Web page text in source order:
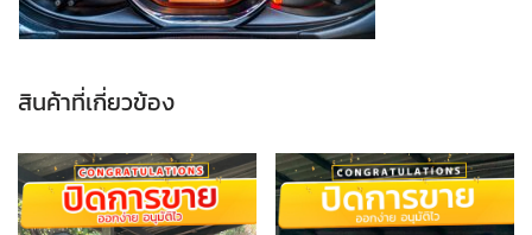
สินค้าที่เกี่ยวข้อง